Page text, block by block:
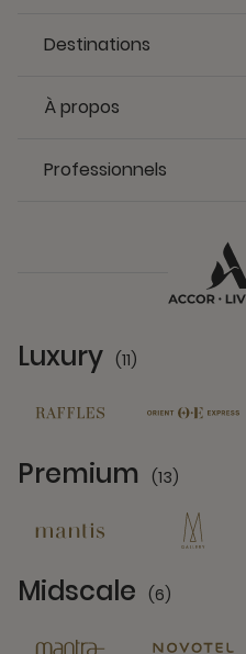
Destinations
À propos
Professionnels
Luxury (11)
Premium (13)
Midscale (6)